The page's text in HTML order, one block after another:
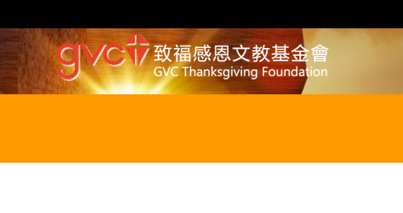
to
content